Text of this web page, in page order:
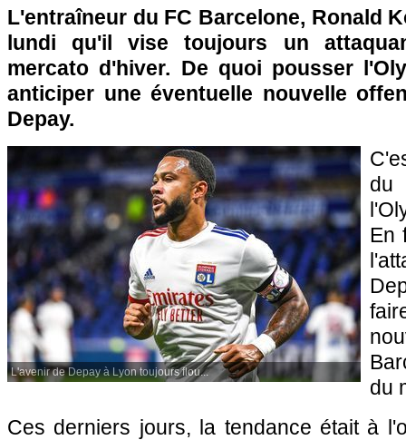
L'entraîneur du FC Barcelone, Ronald
lundi qu'il vise toujours un
mercato d'hiver. De quoi pousser
anticiper une éventuelle nouvelle
Depay.
L'avenir de Depay à Lyon toujours flou...
du
En
du
Ces derniers jours, la tendance était à